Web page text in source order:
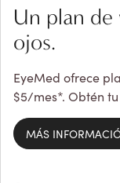
Un plan de
ojos.
EyeMed ofrece
$5/mes*. Obtén
MÁS